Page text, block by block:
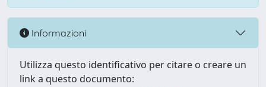
Informazioni
Utilizza questo identificativo per citare o creare un
link a questo documento: